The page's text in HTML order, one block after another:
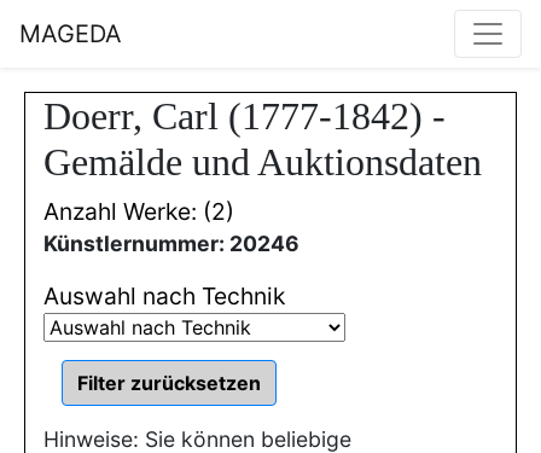
MAGEDA
Doerr, Carl (1777-1842) -
Gemälde und Auktionsdaten
Anzahl Werke: (2)
Künstlernummer: 20246
Auswahl nach Technik
Hinweise: Sie können beliebige